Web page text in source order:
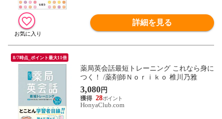
詳細を見る
8/7時点_ポイント最大11倍
薬局英会話最短トレーニング これなら身に
つく！ /薬剤師Ｎｏｒｉｋｏ 椎川乃雅
3,080円
28
HonyaClub.com